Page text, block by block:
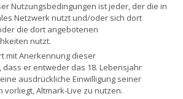
Nutzungsbedingungen ist jeder, der die in
Netzwerk nutzt und/oder sich dort
die dort angebotenen
nutzt.
mit Anerkennung dieser
er entweder das 18. Lebensjahr
ausdrückliche Einwilligung seiner
Altmark-Live zu nutzen.